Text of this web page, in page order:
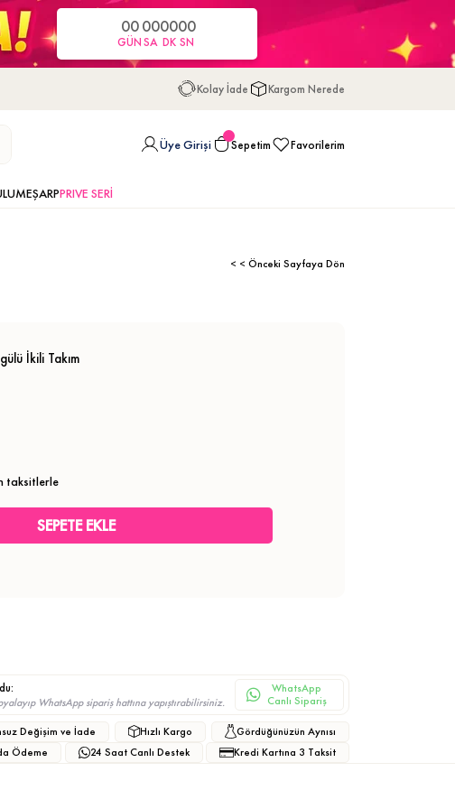
00
GÜN
00
SA
00
DK
00
SN
Kolay İade Kargom Nerede
Üye Girişi Sepetim Favorilerim
EŞARPPRIVE SERİ
< < Önceki Sayfaya Dön
İkili Takım
taksitlerle
WhatsApp sipariş hattına yapıştırabilirsiniz.
WhatsApp
Canlı Sipariş
Değişim ve İade Hızlı Kargo
Gördüğünüzün Aynısı
Ödeme
24 Saat Canlı Destek Kredi Kartına 3 Taksit